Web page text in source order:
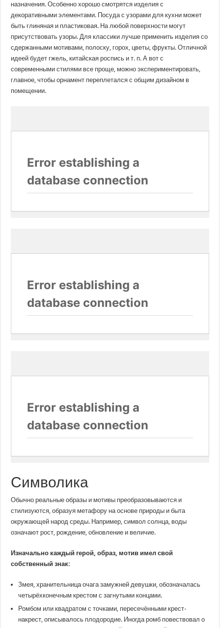
назначения. Особенно хорошо смотрятся изделия с
декоративными элементами. Посуда с узорами для кухни может
быть глиняная и пластиковая. На любой поверхности могут
присутствовать узоры. Для классики лучше применить изделия со
сдержанными мотивами, полоску, горох, цветы, фрукты. Отличной
идеей будет гжель, китайская роспись и т. п. А вот с
современными стилями все проще, можно экспериментировать,
главное, чтобы орнамент переплетался с общим дизайном в
помещении.
Символика
Обычно реальные образы и мотивы преобразовываются и
стилизуются, образуя метафору на основе природы и быта
окружающей народ среды. Например, символ солнца, воды
означают рост, рождение, обновление и величие.
Изначально каждый герой, образ, мотив имел свой
собственный знак:
Змея, хранительница очага замужней девушки, обозначалась
четырёхконечным крестом с загнутыми концами.
Ромбом или квадратом с точками, пересечёнными крест-
накрест, описывалось плодородие. Иногда ромб повествовал о